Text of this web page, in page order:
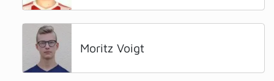
Moritz Voigt